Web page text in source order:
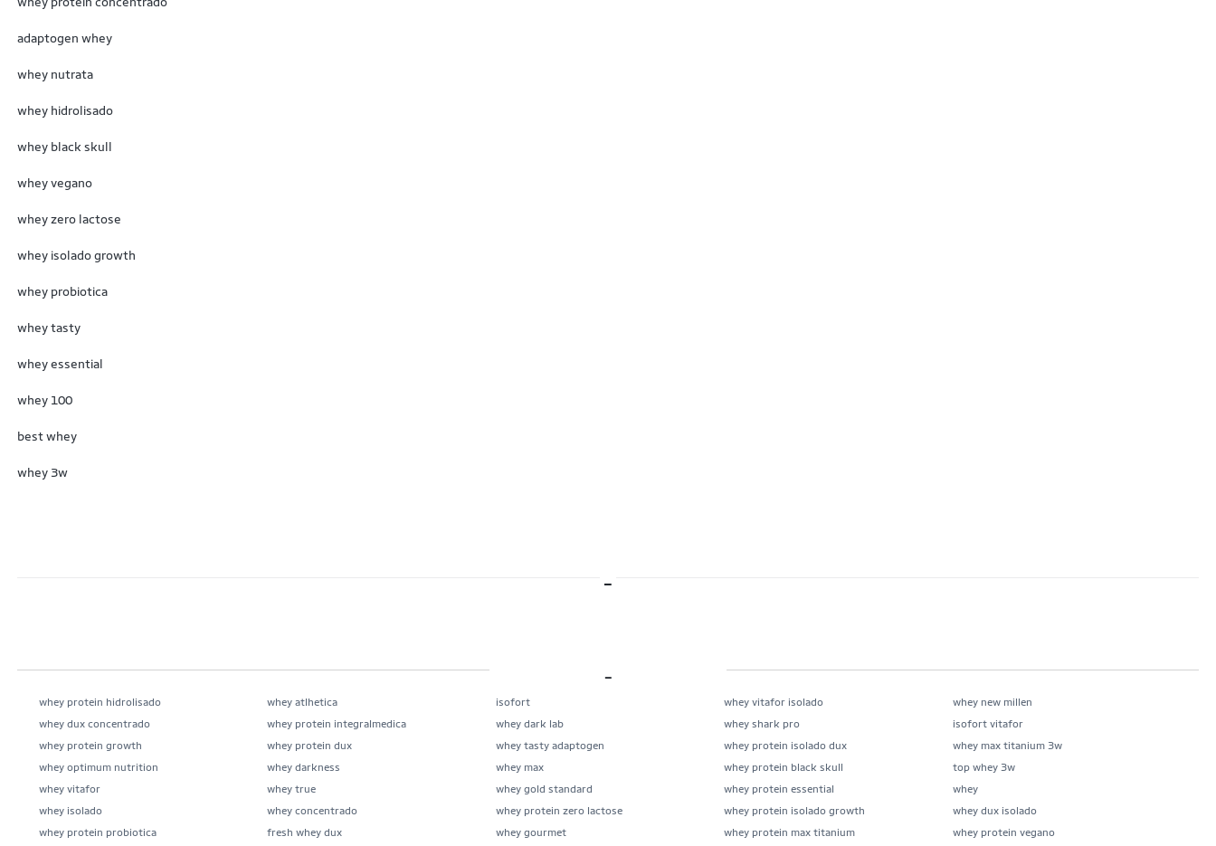
Catarinense Pharma
Cell force
Cellgenix
Cellucor
Chef 'n
Chef Whey
ClinicMais
ClipzFIT
Core
D.Uni
Eat Clean
ElementoPuro
Equaliv
adaptogen whey
whey nutrata
whey hidrolisado
whey black skull
whey vegano
whey zero lactose
whey isolado growth
whey probiotica
whey tasty
whey essential
whey 100
best whey
whey 3w
whey protein hidrolisado whey atlhetica isofort whey vitafor isolado
whey new millen
whey dux concentrado
whey protein integralmedica whey dark lab whey shark pro
isofort vitafor
whey protein growth
whey protein dux whey tasty adaptogen whey protein isolado dux
whey max titanium 3w
whey optimum nutrition
whey darkness whey max whey protein black skull
top whey 3w
whey vitafor
whey true whey gold standard whey protein essential
whey
whey isolado
whey concentrado whey protein zero lactose whey protein isolado growth
whey dux isolado
whey protein probiotica
fresh whey dux whey gourmet whey protein max titanium whey protein vegano